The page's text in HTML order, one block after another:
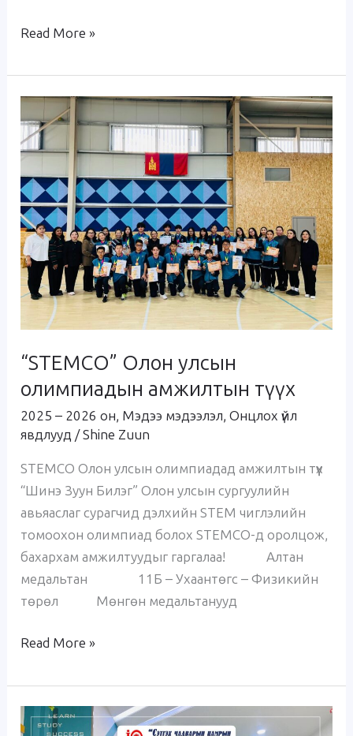
Read More »
“STEMCO” Олон улсын
олимпиадын амжилтын түүх
2025 – 2026 он, Мэдээ мэдээлэл,Онцлох үйл
явдлууд /Shine Zuun
STEMCO Олон улсын олимпиадад амжилтын түүх
“Шинэ Зуун Билэг” Олон улсын сургуулийн
авьяаслаг сурагчид дэлхийн STEM чиглэлийн
томоохон олимпиад болох STEMCO-д оролцож,
бахархам амжилтуудыг гаргалаа! Алтан
медальтан 11Б – Ухаантөгс – Физикийн
төрөл Мөнгөн медальтанууд
“STEMCO”
Олон
улсын
олимпиадын
амжилтын
түүх
Read More »
“Сэтгэх